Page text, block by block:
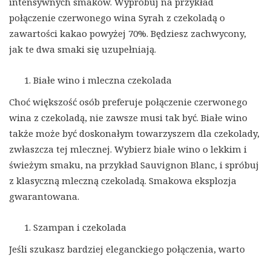
połączenie czerwonego wina Syrah z czekoladą o
zawartości kakao powyżej 70%. Będziesz zachwycony,
jak te dwa smaki się uzupełniają.
Białe wino i mleczna czekolada
Choć większość osób preferuje połączenie czerwonego
wina z czekoladą, nie zawsze musi tak być. Białe wino
także może być doskonałym towarzyszem dla czekolady,
zwłaszcza tej mlecznej. Wybierz białe wino o lekkim i
świeżym smaku, na przykład Sauvignon Blanc, i spróbuj
z klasyczną mleczną czekoladą. Smakowa eksplozja
gwarantowana.
Szampan i czekolada
Jeśli szukasz bardziej eleganckiego połączenia, warto